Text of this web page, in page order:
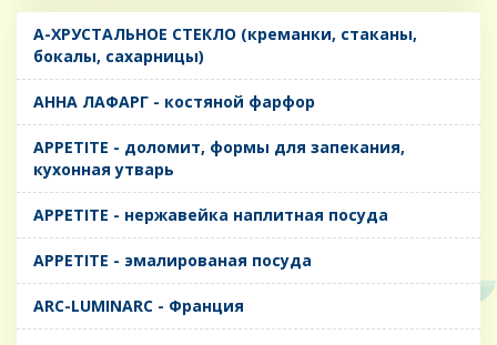
A-ХРУСТАЛЬНОЕ СТЕКЛО (креманки, стаканы,
бокалы, сахарницы)
AHHA ЛАФАРГ - костяной фарфор
APPETITE - доломит, формы для запекания,
кухонная утварь
APPETITE - нержавейка наплитная посуда
APPETITE - эмалированая посуда
ARC-LUMINARC - Франция